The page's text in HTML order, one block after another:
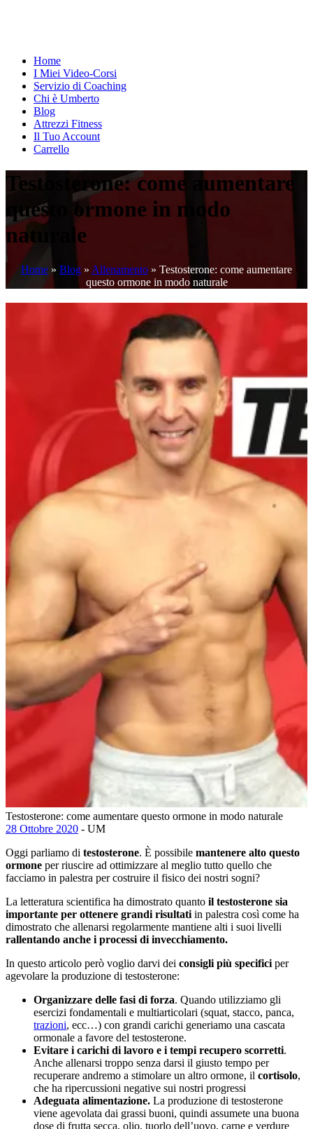
Home
I Miei Video-Corsi
Servizio di Coaching
Chi è Umberto
Blog
Attrezzi Fitness
Il Tuo Account
Carrello
Testosterone: come aumentare
questo ormone in modo
naturale
Home » Blog » Allenamento » Testosterone: come aumentare
questo ormone in modo naturale
Testosterone: come aumentare questo ormone in modo naturale
28 Ottobre 2020 - UM
Oggi parliamo di testosterone. È possibile mantenere alto questo
ormone per riuscire ad ottimizzare al meglio tutto quello che
facciamo in palestra per costruire il fisico dei nostri sogni?
La letteratura scientifica ha dimostrato quanto il testosterone sia
importante per ottenere grandi risultati in palestra così come ha
dimostrato che allenarsi regolarmente mantiene alti i suoi livelli
rallentando anche i processi di invecchiamento.
In questo articolo però voglio darvi dei consigli più specifici per
agevolare la produzione di testosterone:
Organizzare delle fasi di forza. Quando utilizziamo gli
esercizi fondamentali e multiarticolari (squat, stacco, panca,
trazioni, ecc…) con grandi carichi generiamo una cascata
ormonale a favore del testosterone.
Evitare i carichi di lavoro e i tempi recupero scorretti.
Anche allenarsi troppo senza darsi il giusto tempo per
recuperare andremo a stimolare un altro ormone, il cortisolo,
che ha ripercussioni negative sui nostri progressi
Adeguata alimentazione. La produzione di testosterone
viene agevolata dai grassi buoni, quindi assumete una buona
dose di frutta secca, olio, tuorlo dell’uovo, carne e verdure